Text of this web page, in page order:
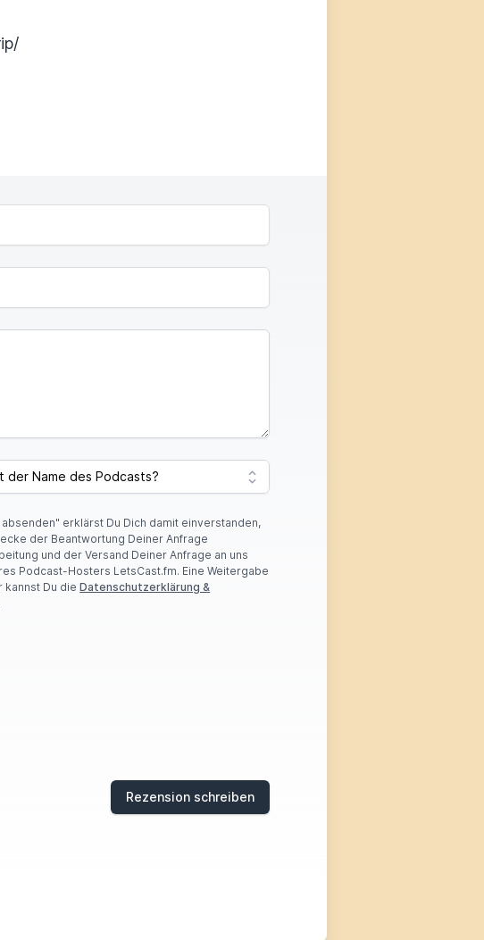
erklärst Du Dich damit einverstanden,
der Beantwortung Deiner Anfrage
und der Versand Deiner Anfrage an uns
Podcast-Hosters LetsCast.fm. Eine Weitergabe
kannst Du dieDatenschutzerklärung &
Rezension schreiben